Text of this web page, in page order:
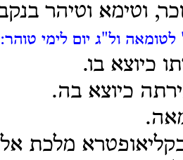
וטימא וטיהר
לטומאה ול"ג יום לימי טוהר:
כיוצא בו.
כיוצא בה.
מלכת